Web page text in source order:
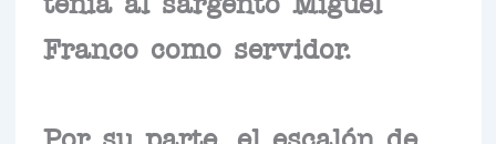
Franco como servidor.
Por su parte, el escalón de